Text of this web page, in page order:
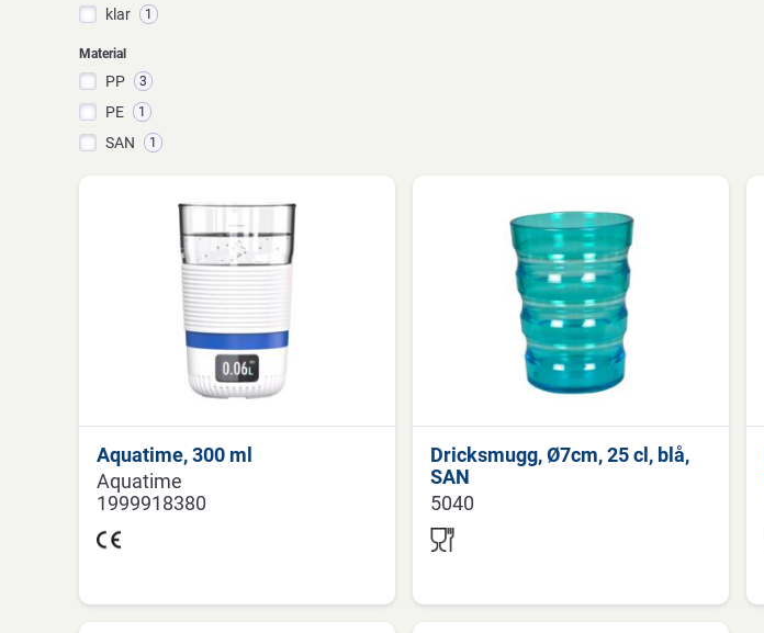
klar 1
Material
PP 3
PE 1
SAN 1
Aquatime, 300 ml
Aquatime
1999918380
Dricksmugg, Ø7cm, 25 cl, blå,
SAN
5040